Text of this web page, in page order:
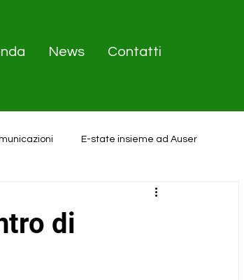
News Contatti
E-state insieme ad Auser
di